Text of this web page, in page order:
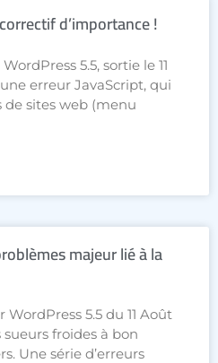
d’importance !
5.5, sortie le 11
erreur JavaScript, qui
sites web (menu
majeur lié à la
5.5 du 11 Août
froides à bon
Une série d’erreurs